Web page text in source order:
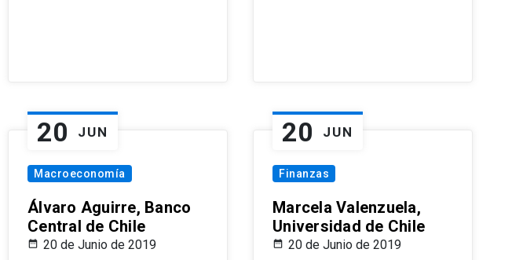
20 JUN
Macroeconomía
Álvaro Aguirre, Banco
Central de Chile
20 de Junio de 2019
20 JUN
Finanzas
Marcela Valenzuela,
Universidad de Chile
20 de Junio de 2019